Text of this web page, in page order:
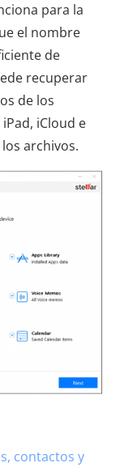
para la
el nombre
de
recuperar
de los
iCloud e
archivos.
contactos y